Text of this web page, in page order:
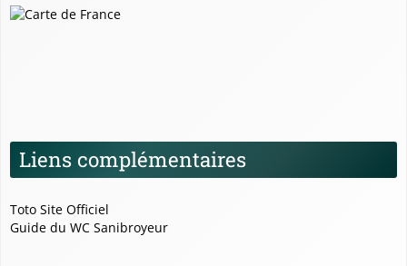
Liens complémentaires
Toto Site Officiel
Guide du WC Sanibroyeur